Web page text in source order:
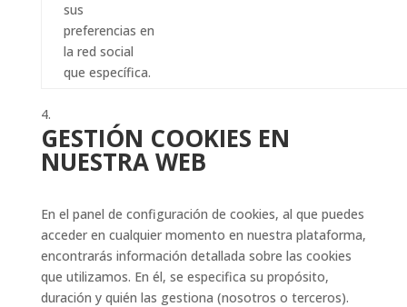
sus
preferencias en
la red social
que específica.
GESTIÓN COOKIES EN
NUESTRA WEB
En el panel de configuración de cookies, al que puedes
acceder en cualquier momento en nuestra plataforma,
encontrarás información detallada sobre las cookies
que utilizamos. En él, se especifica su propósito,
duración y quién las gestiona (nosotros o terceros).